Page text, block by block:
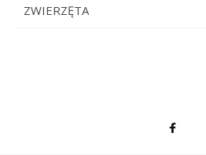
ZWIERZĘTA